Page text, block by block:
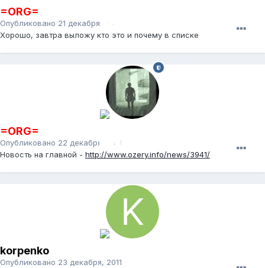
=ORG=
Опубликовано 21 декабря, 2011
Хорошо, завтра выложу кто это и почему в списке
=ORG=
Опубликовано 22 декабря, 2011
Новость на главной - http://www.ozery.info/news/3941/
korpenko
Опубликовано 23 декабря, 2011